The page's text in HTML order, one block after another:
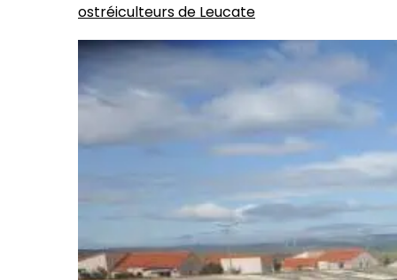
ostréiculteurs de Leucate